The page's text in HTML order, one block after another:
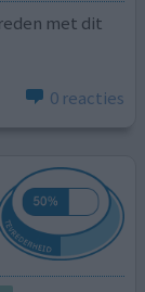
met dit
0 reacties